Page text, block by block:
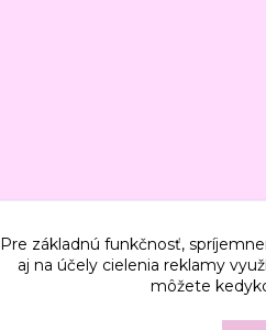
Pre základnú funkčnosť,
aj na účely cielenia reklamy
môžete